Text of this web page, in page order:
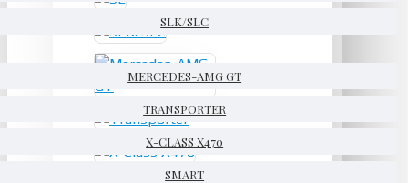
SLK/SLC
MERCEDES-AMG GT
TRANSPORTER
X-CLASS X470
SMART